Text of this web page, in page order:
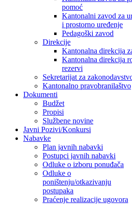
pomoć
Kantonalni zavod za
i prostorno uređenje
Pedagoški zavod
Direkcije
Kantonalna direkcija
Kantonalna direkcija
rezervi
Sekretarijat za
Kantonalno pravobranilaštvo
Dokumenti
Budžet
Propisi
Službene novine
Javni Pozivi/Konkursi
Nabavke
Plan javnih nabavki
Postupci javnih nabavki
Odluke o izboru ponuđača
Odluke o
poništenju/otkazivanju
postupaka
Praćenje realizacije ugovora